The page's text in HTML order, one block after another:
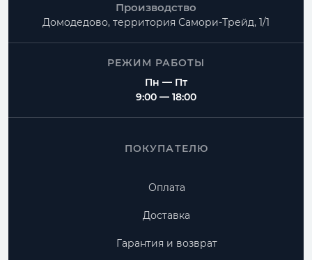
Производство
Домодедово, территория Самори-Трейд, 1/1
РЕЖИМ РАБОТЫ
Пн — Пт
9:00 — 18:00
ПОКУПАТЕЛЮ
Оплата
Доставка
Гарантия и возврат